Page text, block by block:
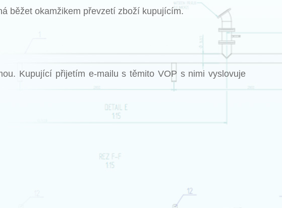
běžet okamžikem převzetí zboží kupujícím.
Kupující přijetím e-mailu s těmito VOP s nimi vyslovuje